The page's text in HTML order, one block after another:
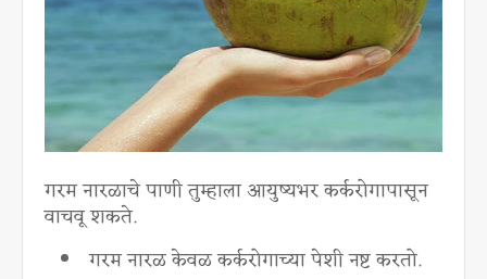
गरम नारळाचे पाणी तुम्हाला आयुष्यभर कर्करोगापासून
वाचवू शकते.
गरम नारळ केवळ कर्करोगाच्या पेशी नष्ट करतो.